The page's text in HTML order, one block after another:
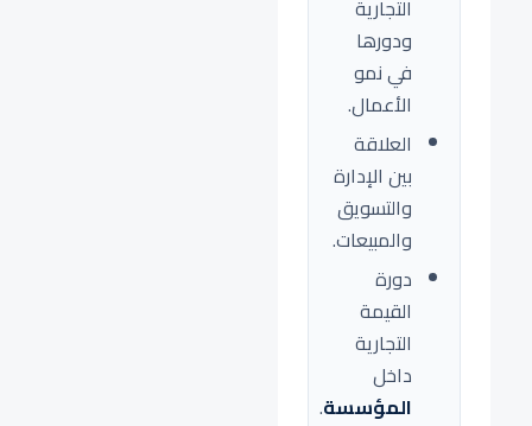
التجارية
ودورها
في نمو
الأعمال.
العلاقة
بين الإدارة
والتسويق
والمبيعات.
دورة
القيمة
التجارية
داخل
المؤسسة.